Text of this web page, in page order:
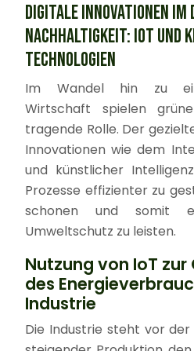
DIGITALE INNOVATIONEN IM
NACHHALTIGKEIT: IOT UND
TECHNOLOGIEN
Im Wandel hin zu
Wirtschaft spielen
tragende Rolle. Der
Innovationen wie dem
und künstlicher
Prozesse effizienter zu
schonen und somit
Umweltschutz zu leisten.
Nutzung von IoT
des
Industrie
Die Industrie steht vor